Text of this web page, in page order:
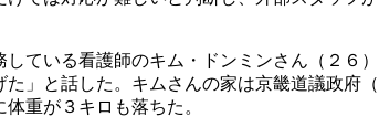
している看護師のキム・ドンミンさん（２
た」と話した。キムさんの家は京畿道議政
重が３キロも落ちた。